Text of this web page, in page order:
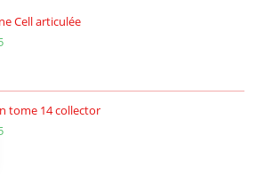
Cell articulée
tome 14 collector